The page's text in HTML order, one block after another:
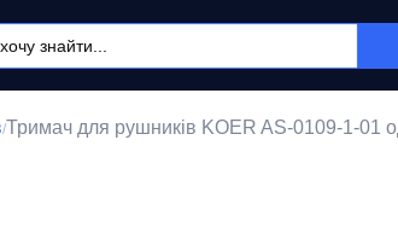
/Тримач для рушників KOER AS-0109-1-01